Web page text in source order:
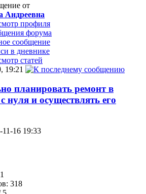
от
Андреевна
профиля
форума
сообщение
в дневнике
статей
19:21
планировать ремонт в
нуля и осуществлять его
11-16 19:33
318